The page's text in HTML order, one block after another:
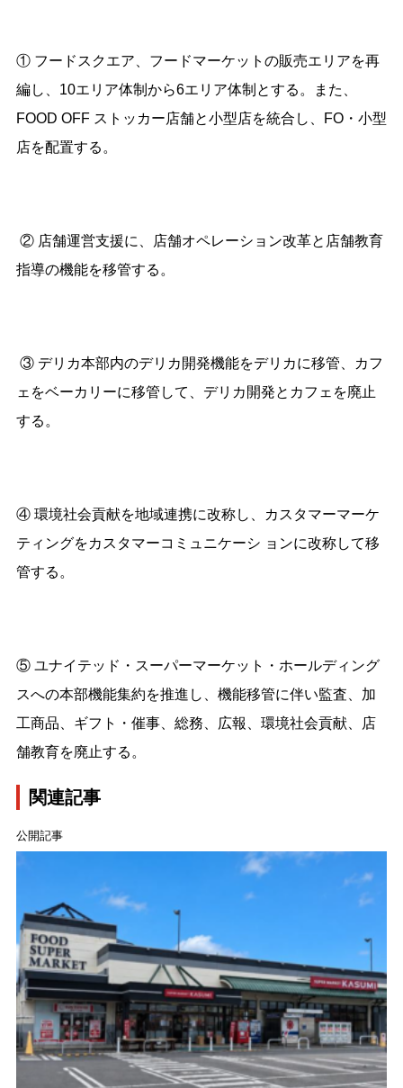
① フードスクエア、フードマーケットの販売エリアを再
編し、10エリア体制から6エリア体制とする。また、
FOOD OFF ストッカー店舗と小型店を統合し、FO・小型
店を配置する。
② 店舗運営支援に、店舗オペレーション改革と店舗教育
指導の機能を移管する。
③ デリカ本部内のデリカ開発機能をデリカに移管、カフ
ェをベーカリーに移管して、デリカ開発とカフェを廃止
する。
④ 環境社会貢献を地域連携に改称し、カスタマーマーケ
ティングをカスタマーコミュニケーシ ョンに改称して移
管する。
⑤ ユナイテッド・スーパーマーケット・ホールディング
スへの本部機能集約を推進し、機能移管に伴い監査、加
工商品、ギフト・催事、総務、広報、環境社会貢献、店
舗教育を廃止する。
関連記事
公開記事